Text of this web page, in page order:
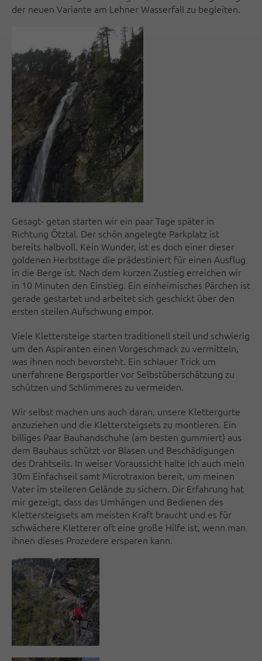
der neuen Variante am Lehner Wasserfall zu begleiten.
Gesagt- getan starten wir ein paar Tage später in
Richtung Ötztal. Der schön angelegte Parkplatz ist
bereits halbvoll. Kein Wunder, ist es doch einer dieser
goldenen Herbsttage die prädestiniert für einen Ausflug
in die Berge ist. Nach dem kurzen Zustieg erreichen wir
in 10 Minuten den Einstieg. Ein einheimisches Pärchen ist
gerade gestartet und arbeitet sich geschickt über den
ersten steilen Aufschwung empor.
Viele Klettersteige starten traditionell steil und schwierig
um den Aspiranten einen Vorgeschmack zu vermitteln,
was ihnen noch bevorsteht. Ein schlauer Trick um
unerfahrene Bergsportler vor Selbstüberschätzung zu
schützen und Schlimmeres zu vermeiden.
Wir selbst machen uns auch daran, unsere Klettergurte
anzuziehen und die Klettersteigsets zu montieren. Ein
billiges Paar Bauhandschuhe (am besten gummiert) aus
dem Bauhaus schützt vor Blasen und Beschädigungen
des Drahtseils. In weiser Voraussicht halte ich auch mein
30m Einfachseil samt Microtraxion bereit, um meinen
Vater im steileren Gelände zu sichern. Dir Erfahrung hat
mir gezeigt, dass das Umhängen und Bedienen des
Klettersteigsets am meisten Kraft braucht und es für
schwächere Kletterer oft eine große Hilfe ist, wenn man
ihnen dieses Prozedere ersparen kann.